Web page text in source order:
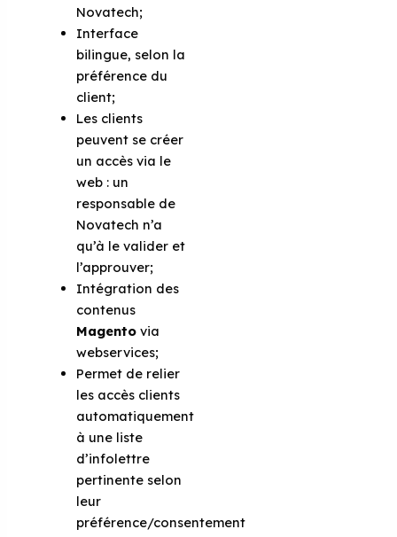
Novatech;
Interface
bilingue, selon la
préférence du
client;
Les clients
peuvent se créer
un accès via le
web : un
responsable de
Novatech n’a
qu’à le valider et
l’approuver;
Intégration des
contenus
Magento via
webservices;
Permet de relier
les accès clients
automatiquement
à une liste
d’infolettre
pertinente selon
leur
préférence/consentement